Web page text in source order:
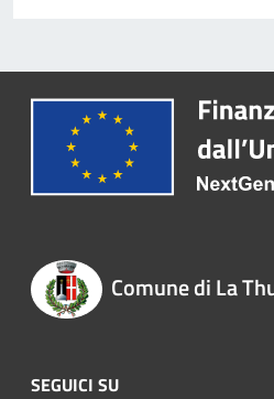
Comune di La
SEGUICI SU